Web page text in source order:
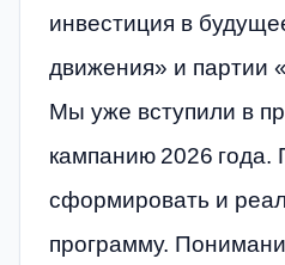
инвестиция в
движения» и партии
Мы уже вступили в
кампанию 2026 года.
сформировать и
программу.